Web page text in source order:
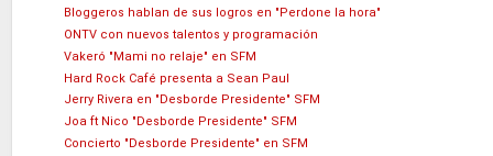
Bloggeros hablan de sus logros en "Perdone la hora"
ONTV con nuevos talentos y programación
Vakeró "Mami no relaje" en SFM
Hard Rock Café presenta a Sean Paul
Jerry Rivera en "Desborde Presidente" SFM
Joa ft Nico "Desborde Presidente" SFM
Concierto "Desborde Presidente" en SFM